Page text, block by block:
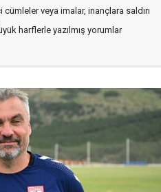
veya imalar, inançlara saldırı
harflerle yazılmış yorumlar